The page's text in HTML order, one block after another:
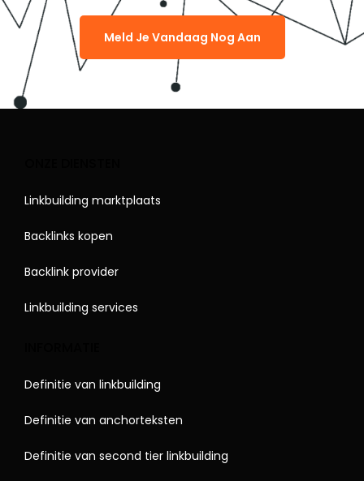
Meld Je Vandaag Nog Aan
Linkbuilding marktplaats
Backlinks kopen
Backlink provider
Linkbuilding services
Definitie van linkbuilding
Definitie van anchorteksten
Definitie van second tier linkbuilding